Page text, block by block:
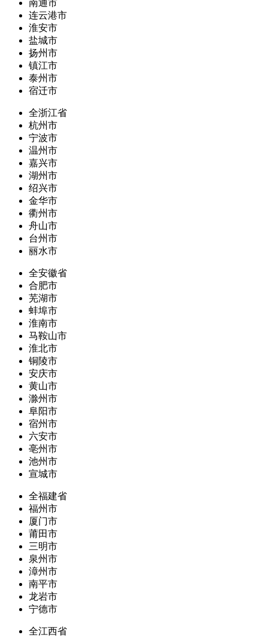
南通市
连云港市
淮安市
盐城市
扬州市
镇江市
泰州市
宿迁市
全浙江省
杭州市
宁波市
温州市
嘉兴市
湖州市
绍兴市
金华市
衢州市
舟山市
台州市
丽水市
全安徽省
合肥市
芜湖市
蚌埠市
淮南市
马鞍山市
淮北市
铜陵市
安庆市
黄山市
滁州市
阜阳市
宿州市
六安市
亳州市
池州市
宣城市
全福建省
福州市
厦门市
莆田市
三明市
泉州市
漳州市
南平市
龙岩市
宁德市
全江西省